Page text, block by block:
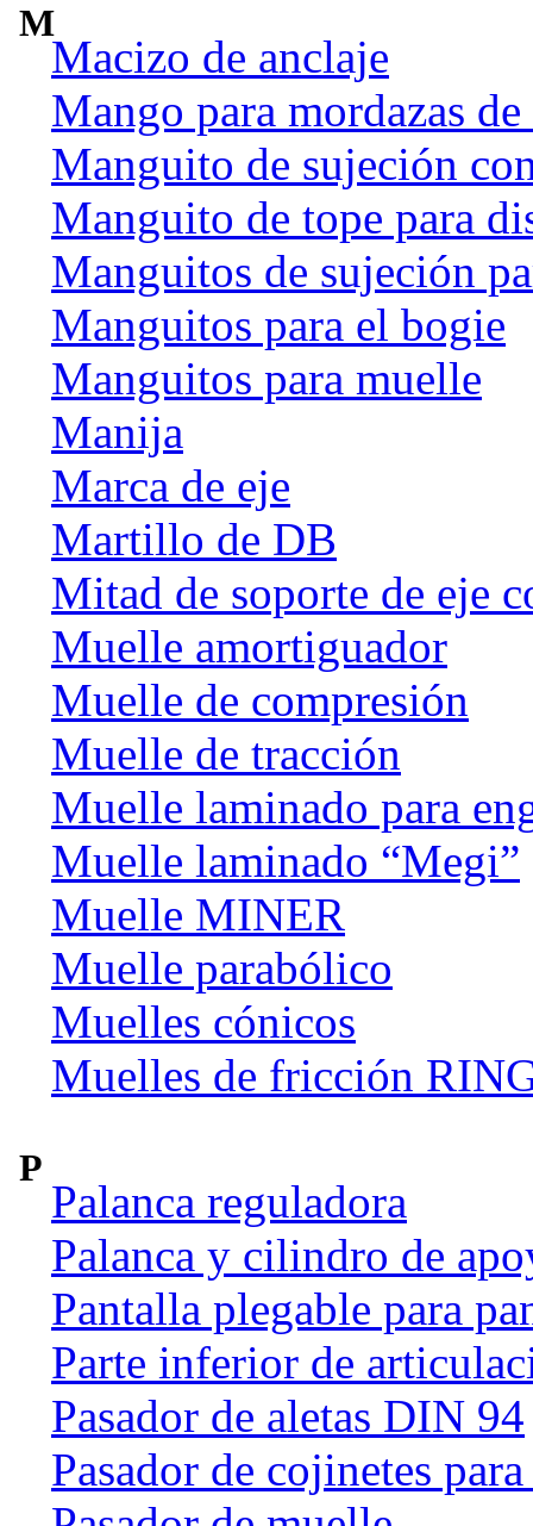
M
Macizo de anclaje
Mango para mordazas de
Manguito de sujeción
Manguito de tope para
Manguitos de sujeción
Manguitos para el bogie
Manguitos para muelle
Manija
Marca de eje
Martillo de DB
Mitad de soporte de eje
Muelle amortiguador
Muelle de compresión
Muelle de tracción
Muelle laminado para
Muelle laminado “Megi”
Muelle MINER
Muelle parabólico
Muelles cónicos
Muelles de fricción
P
Palanca reguladora
Palanca y cilindro de
Pantalla plegable para
Parte inferior de
Pasador de aletas DIN 94
Pasador de cojinetes